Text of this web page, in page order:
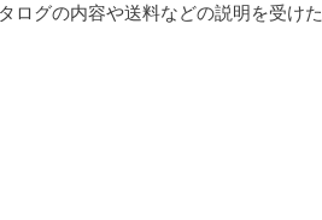
ログの内容や送料などの説明を受けた